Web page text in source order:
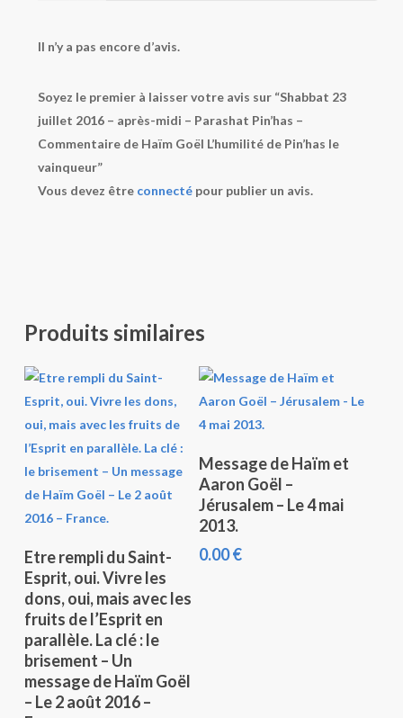
Il n’y a pas encore d’avis.
Soyez le premier à laisser votre avis sur “Shabbat 23
juillet 2016 – après-midi – Parashat Pin’has –
Commentaire de Haïm Goël L’humilité de Pin’has le
vainqueur”
Vous devez être connectépour publier un avis.
Produits similaires
Lire La Suite
Etre rempli du Saint-
Esprit, oui. Vivre les
dons, oui, mais avec les
fruits de l’Esprit en
parallèle. La clé : le
brisement – Un
message de Haïm Goël
– Le 2 août 2016 –
Ajouter Au Panier
Message de Haïm et
Aaron Goël –
Jérusalem – Le 4 mai
2013.
0.00€